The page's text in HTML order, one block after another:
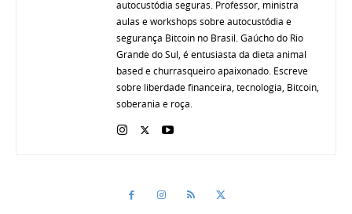
autocustódia seguras. Professor, ministra
aulas e workshops sobre autocustódia e
segurança Bitcoin no Brasil. Gaúcho do Rio
Grande do Sul, é entusiasta da dieta animal
based e churrasqueiro apaixonado. Escreve
sobre liberdade financeira, tecnologia, Bitcoin,
soberania e roça.